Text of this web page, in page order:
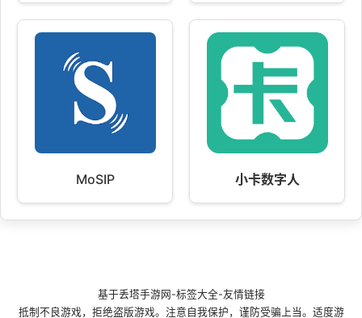
MoSIP 小卡数字人
基于丢塔手游网 -标签大全-友情链接
抵制不良游戏，拒绝盗版游戏。注意自我保护，谨防受骗上当。适度游